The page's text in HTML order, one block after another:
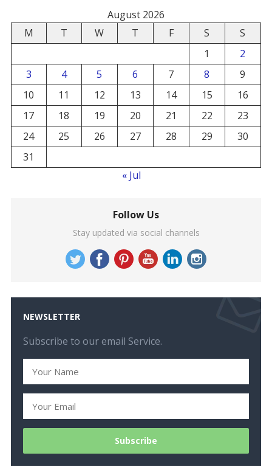
August 2026
M
T W T F S
S
1
2
3
4 5 6 7 8
9
10
11 12 13 14 15
16
17
18 19 20 21 22
23
24
25 26 27 28 29
30
31
« Jul
Follow Us
Stay updated via social channels
NEWSLETTER
Subscribe to our email Service.